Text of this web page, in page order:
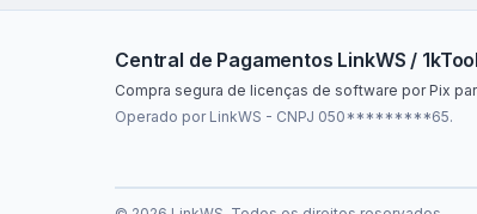
Central de Pagamentos LinkWS /
Compra segura de licenças de software por Pix
Operado por LinkWS - CNPJ 050*********65.